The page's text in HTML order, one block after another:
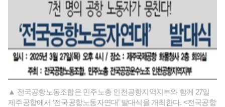
▲ 전국공항노동조합은 민주노총 인천공항지역지부와 함께 27일
제주공항에서 ‘전국공항노동자연대’ 발대식을 개최한다. <전국공항